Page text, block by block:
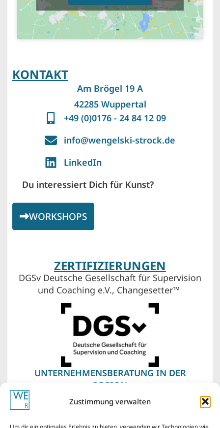
Zustimmung verwalten
KONTAKT
Am Brögel 19 A
42285 Wuppertal
+49 (0)0176 - 24 84 12 09
info@wengelski-strock.de
LinkedIn
Du interessiert Dich für Kunst?
WORKSHOPS
ZERTIFIZIERUNGEN
DGSv Deutsche Gesellschaft für Supervision
und Coaching e.V., Changesetter™
UNTERNEHMENSBERATUNG IN DER
REGION
Supervision und Coaching im Bergischen
Land – Wuppertal, Remscheid, Solingen. Vor
meiner Haustür liegen auch Düsseldorf,